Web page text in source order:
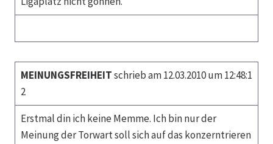
MEINUNGSFREIHEITschrieb am 12.03.2010 um 12:48:1
2
Erstmal din ich keine Memme. Ich bin nur der
Meinung der Torwart soll sich auf das konzerntrieren